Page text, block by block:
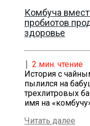
Комбуча
пробиотов
здоровье
2 мин. чтение
История с
пылился на
трехлитровых
имя на
Читать далее